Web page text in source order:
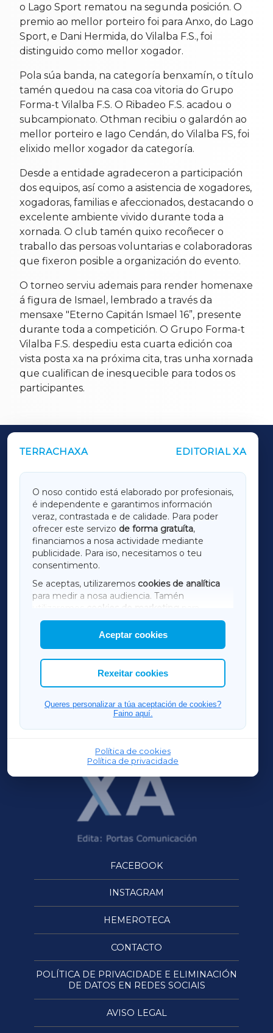
o Lago Sport rematou na segunda posición. O
premio ao mellor porteiro foi para Anxo, do Lago
Sport, e Dani Hermida, do Vilalba F.S., foi
distinguido como mellor xogador.
Pola súa banda, na categoría benxamín, o título
tamén quedou na casa coa vitoria do Grupo
Forma-t Vilalba F.S. O Ribadeo F.S. acadou o
subcampionato. Othman recibiu o galardón ao
mellor porteiro e Iago Cendán, do Vilalba FS, foi
elixido mellor xogador da categoría.
Desde a entidade agradeceron a participación
dos equipos, así como a asistencia de xogadores,
xogadoras, familias e afeccionados, destacando o
excelente ambiente vivido durante toda a
xornada. O club tamén quixo recoñecer o
traballo das persoas voluntarias e colaboradoras
que fixeron posible a organización do evento.
O torneo serviu ademais para render homenaxe
á figura de Ismael, lembrado a través da
mensaxe "Eterno Capitán Ismael 16”, presente
durante toda a competición. O Grupo Forma-t
Vilalba F.S. despediu esta cuarta edición coa
vista posta xa na próxima cita, tras unha xornada
que cualifican de inesquecible para todos os
participantes.
TERRACHAXA EDITORIAL XA
O noso contido está elaborado por profesionais,
é independente e garantimos información
veraz, contrastada e de calidade. Para poder
ofrecer este servizo de forma gratuíta,
financiamos a nosa actividade mediante
publicidade. Para iso, necesitamos o teu
consentimento.
Se aceptas, utilizaremos cookies de analítica
para medir a nosa audiencia. Tamén
utilizaremos
cookies de marketing
mostrar publicidade de terceiros.
Así mesmo, podes personalizar a elección das
cookies que desexas permitir.
Aceptar cookies
Rexeitar cookies
Queres personalizar a túa aceptación de cookies?
Faino aquí.
Política de cookies
Política de privacidade
OUTROS PERIÓDICOS
LUGOXA
TERRACHAXA
AMARIÑAXA
RIBEIRASACRAXA
ACORUÑAXA
FERROLXA
OURENSEXA
FACEBOOK
INSTAGRAM
HEMEROTECA
CONTACTO
POLÍTICA DE PRIVACIDADE E ELIMINACIÓN
DE DATOS EN REDES SOCIAIS
AVISO LEGAL